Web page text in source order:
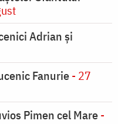
Adrian și
Fanurie- 27
Pimen cel Mare-